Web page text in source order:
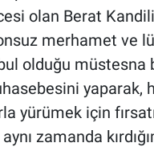
olan Berat
merhamet ve
olduğu
yaparak,
yürümek için
zamanda